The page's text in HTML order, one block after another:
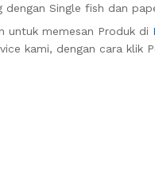
Single fish dan
untuk memesan Produk di
kami, dengan cara klik